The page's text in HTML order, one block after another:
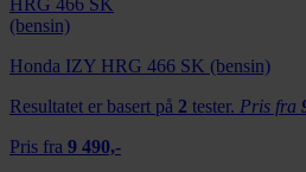
Honda IZY HRG 466 SK (bensin)
Resultatet er basert på 2 tester. Pris fra
Pris fra 9 490,-